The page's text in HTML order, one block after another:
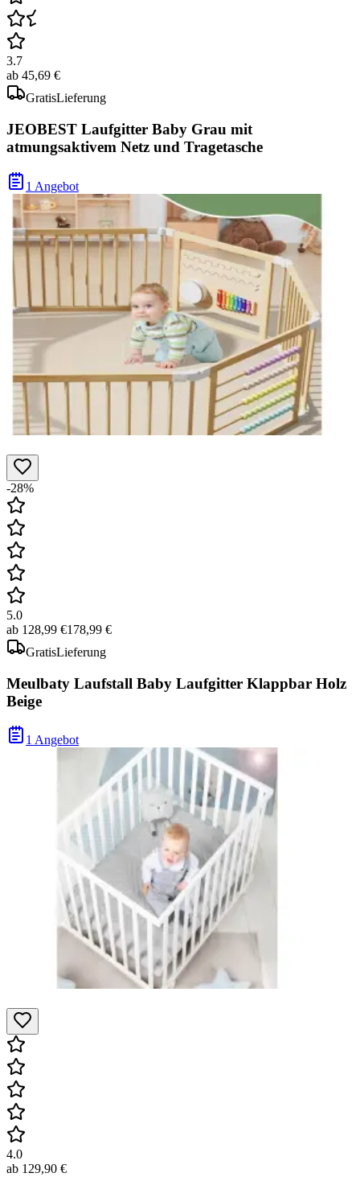
3.7
ab 45,69 €
GratisLieferung
JEOBEST Laufgitter Baby Grau mit
atmungsaktivem Netz und Tragetasche
1 Angebot
-28%
5.0
ab 128,99 €178,99 €
GratisLieferung
Meulbaty Laufstall Baby Laufgitter Klappbar Holz
Beige
1 Angebot
4.0
ab 129,90 €